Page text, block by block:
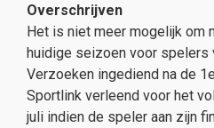
Overschrijven
Het is niet meer mogelijk om
huidige seizoen voor spelers
Verzoeken ingediend na de
Sportlink verleend voor het
juli indien de speler aan zijn